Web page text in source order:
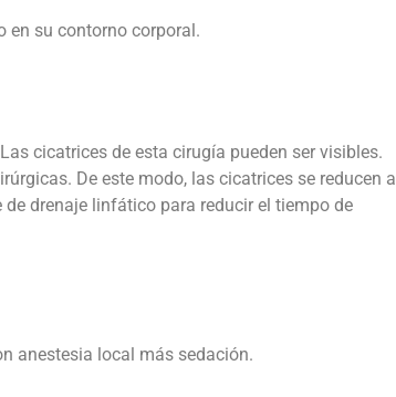
en su contorno corporal.
cicatrices de esta cirugía pueden ser visibles.
De este modo, las cicatrices se reducen a
drenaje linfático para reducir el tiempo de
anestesia local más sedación.